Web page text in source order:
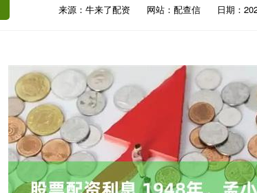
来源：牛来了配资 网站：配查信 日期：